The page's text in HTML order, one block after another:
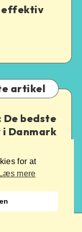
effektiv
artikel
bedste
Danmark
for at
Læs mere